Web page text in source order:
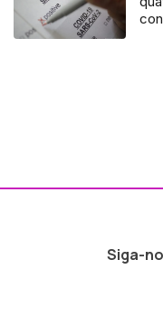
Siga-